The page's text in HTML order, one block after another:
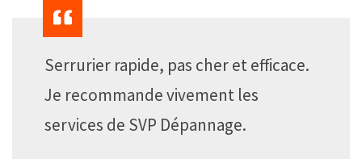
Serrurier rapide, pas cher et efficace.
Je recommande vivement les
services de SVP Dépannage.